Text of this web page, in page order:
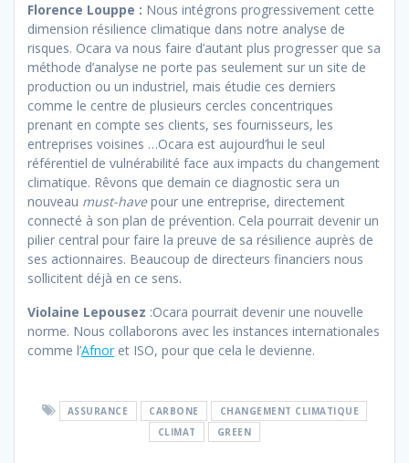
Florence Louppe : Nous intégrons progressivement cette
dimension résilience climatique dans notre analyse de
risques. Ocara va nous faire d’autant plus progresser que sa
méthode d’analyse ne porte pas seulement sur un site de
production ou un industriel, mais étudie ces derniers
comme le centre de plusieurs cercles concentriques
prenant en compte ses clients, ses fournisseurs, les
entreprises voisines …Ocara est aujourd’hui le seul
référentiel de vulnérabilité face aux impacts du changement
climatique. Rêvons que demain ce diagnostic sera un
nouveau must-havepour une entreprise, directement
connecté à son plan de prévention. Cela pourrait devenir un
pilier central pour faire la preuve de sa résilience auprès de
ses actionnaires. Beaucoup de directeurs financiers nous
sollicitent déjà en ce sens.
Violaine Lepousez :Ocara pourrait devenir une nouvelle
norme. Nous collaborons avec les instances internationales
comme l’Afnoret ISO, pour que cela le devienne.
ASSURANCE CARBONE
CHANGEMENT CLIMATIQUE
CLIMAT
GREEN